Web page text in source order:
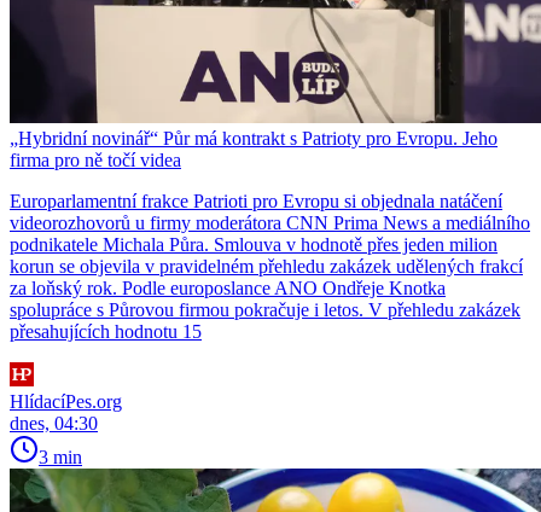
„Hybridní novinář“ Půr má kontrakt s Patrioty pro Evropu. Jeho
firma pro ně točí videa
Europarlamentní frakce Patrioti pro Evropu si objednala natáčení
videorozhovorů u firmy moderátora CNN Prima News a mediálního
podnikatele Michala Půra. Smlouva v hodnotě přes jeden milion
korun se objevila v pravidelném přehledu zakázek udělených frakcí
za loňský rok. Podle europoslance ANO Ondřeje Knotka
spolupráce s Půrovou firmou pokračuje i letos. V přehledu zakázek
přesahujících hodnotu 15
HlídacíPes.org
dnes, 04:30
3 min